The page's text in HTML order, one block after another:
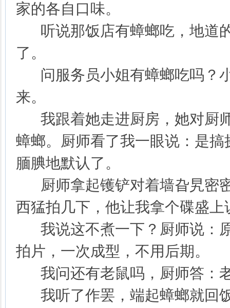
家的各自口味。
听说那饭店有蟑螂吃，地道
了。
问服务员小姐有蟑螂吃吗？
来。
我跟着她走进厨房，她对厨
蟑螂。厨师看了我一眼说：是
腼腆地默认了。
厨师拿起镬铲对着墙旮旯密
西猛拍几下，他让我拿个碟盛上
我说这不煮一下？厨师说：
拍片，一次成型，不用后期。
我问还有老鼠吗，厨师答：
我听了作罢，端起蟑螂就回